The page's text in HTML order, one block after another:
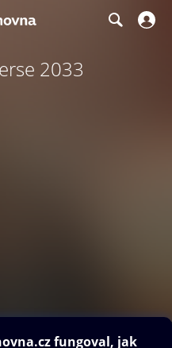
2033